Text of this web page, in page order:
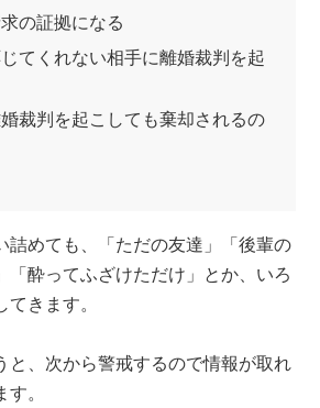
の証拠になる
てくれない相手に離婚裁判を起
裁判を起こしても棄却されるの
詰めても、「ただの友達」「後輩の
「酔ってふざけただけ」とか、いろ
きます。
と、次から警戒するので情報が取れ
。